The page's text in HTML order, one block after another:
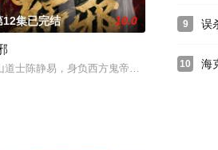
一城临危解难，化解了五脉的危机。一
异于常人的数字天赋，引起国共两党的注
12集已完结 10.0
道士陈静易，身负西方鬼帝使者的神秘使命
9 误
10 海